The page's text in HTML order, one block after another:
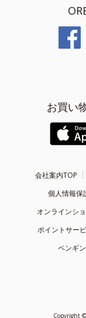
お買い
会社案内TOP
個人情報保
オンラインシ
ポイントサー
ペンギ
Copyright ©